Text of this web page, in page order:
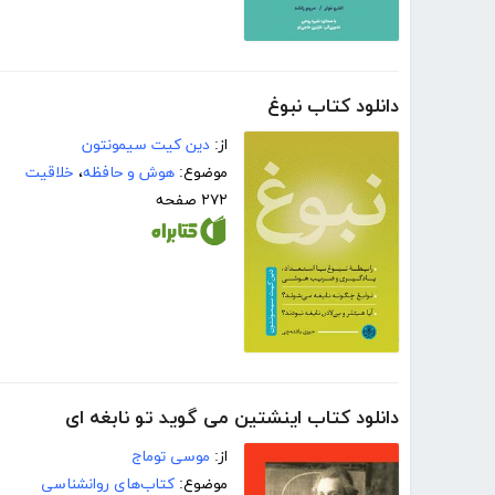
دانلود کتاب نبوغ
از: دین کیت سیمونتون
موضوع: هوش و حافظه، خلاقیت
۲۷۲ صفحه
دانلود کتاب اینشتین می گوید تو نابغه ای
از: موسی توماج
موضوع: کتاب‌های روانشناسی